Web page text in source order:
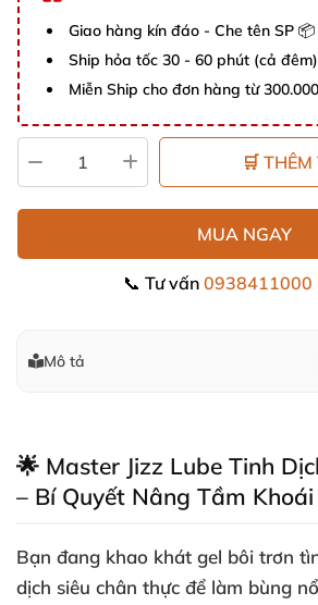
Giao hàng kín đáo - Che tên SP 📦
Ship hỏa tốc 30 - 60 phút (cả đêm)
Miễn Ship cho đơn hàng từ
🛒
MUA NGAY
📞 Tư vấn 0938411000
Mô tả
🌟 Master Jizz Lube Tinh
– Bí Quyết Nâng Tầm
Bạn đang khao khát gel bôi trơn
dịch siêu chân thực để làm bùng